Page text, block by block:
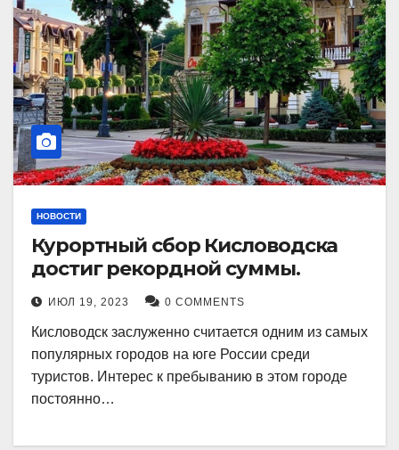
НОВОСТИ
Курортный сбор Кисловодска
достиг рекордной суммы.
ИЮЛ 19, 2023 0 COMMENTS
Кисловодск заслуженно считается одним из самых
популярных городов на юге России среди
туристов. Интерес к пребыванию в этом городе
постоянно…